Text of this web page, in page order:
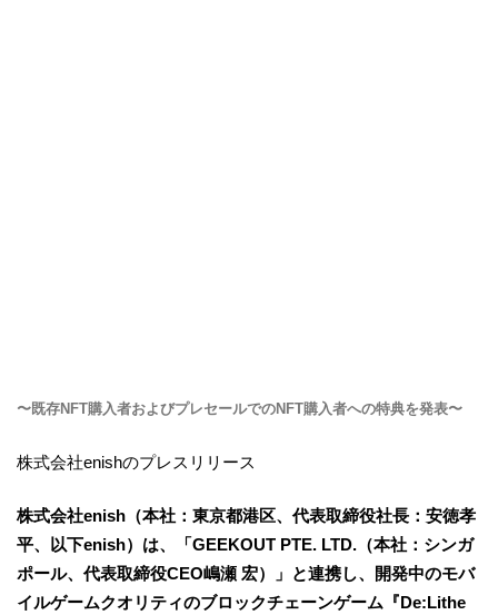
〜既存NFT購入者およびプレセールでのNFT購入者への特典を発表〜
株式会社enishのプレスリリース
株式会社enish（本社：東京都港区、代表取締役社長：安徳孝
平、以下enish）は、「GEEKOUT PTE. LTD.（本社：シンガ
ポール、代表取締役CEO嶋瀬 宏）」と連携し、開発中のモバ
イルゲームクオリティのブロックチェーンゲーム『De:Lithe